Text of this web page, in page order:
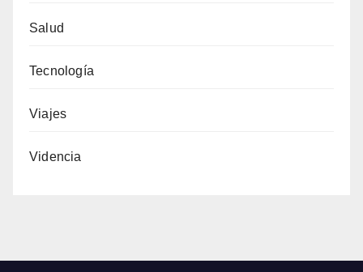
Salud
Tecnología
Viajes
Videncia